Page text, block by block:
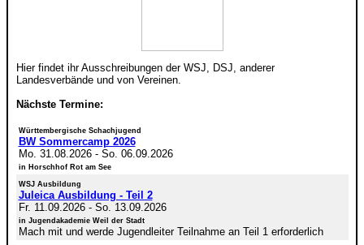
Hier findet ihr Ausschreibungen der WSJ, DSJ, anderer
Landesverbände und von Vereinen.
Nächste Termine:
Württembergische Schachjugend
BW Sommercamp 2026
Mo. 31.08.2026- So. 06.09.2026
in Horschhof Rot am See
WSJ Ausbildung
Juleica Ausbildung - Teil 2
Fr. 11.09.2026- So. 13.09.2026
in Jugendakademie Weil der Stadt
Mach mit und werde Jugendleiter Teilnahme an Teil 1 erforderlich